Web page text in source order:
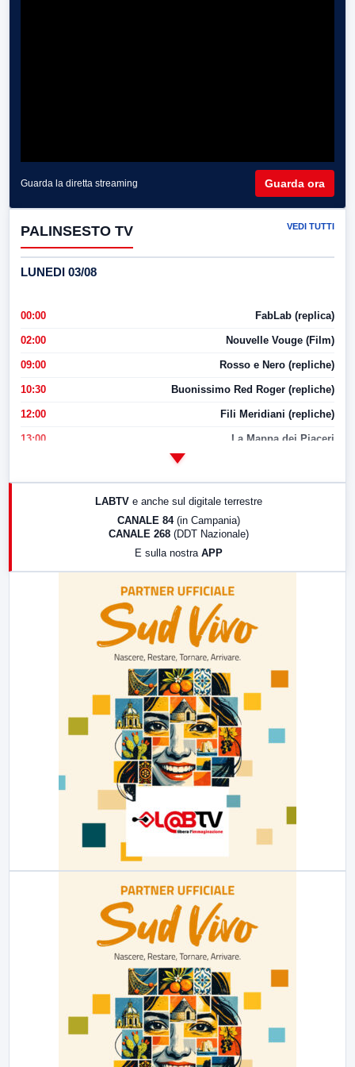
Guarda la diretta streaming Guarda ora
PALINSESTO TV VEDI TUTTI
LUNEDI 03/08
00:00 FabLab (replica)
02:00 Nouvelle Vouge (Film)
09:00 Rosso e Nero (repliche)
10:30 Buonissimo Red Roger (repliche)
12:00 Fili Meridiani (repliche)
13:00 La Mappa dei Piaceri
17:00 LabNews (replica)
LABTV e anche sul digitale terrestre
CANALE 84 (in Campania)
CANALE 268 (DDT Nazionale)
E sulla nostra APP